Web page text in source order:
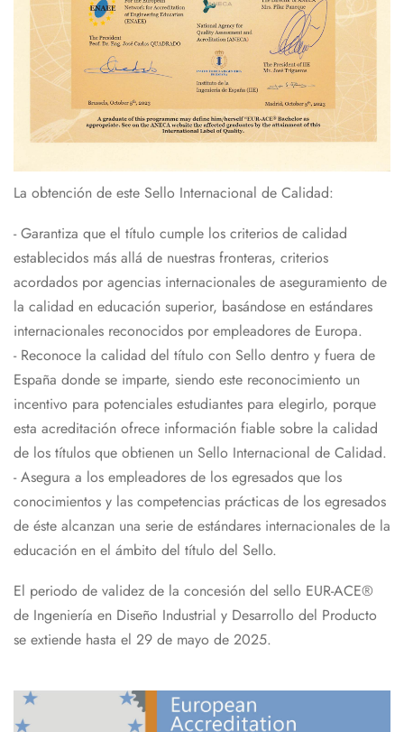
La obtención de este Sello Internacional de Calidad:
- Garantiza que el título cumple los criterios de calidad
establecidos más allá de nuestras fronteras, criterios
acordados por agencias internacionales de aseguramiento de
la calidad en educación superior, basándose en estándares
internacionales reconocidos por empleadores de Europa.
- Reconoce la calidad del título con Sello dentro y fuera de
España donde se imparte, siendo este reconocimiento un
incentivo para potenciales estudiantes para elegirlo, porque
esta acreditación ofrece información fiable sobre la calidad
de los títulos que obtienen un Sello Internacional de Calidad.
- Asegura a los empleadores de los egresados que los
conocimientos y las competencias prácticas de los egresados
de éste alcanzan una serie de estándares internacionales de la
educación en el ámbito del título del Sello.
El periodo de validez de la concesión del sello EUR-ACE®
de Ingeniería en Diseño Industrial y Desarrollo del Producto
se extiende hasta el 29 de mayo de 2025.